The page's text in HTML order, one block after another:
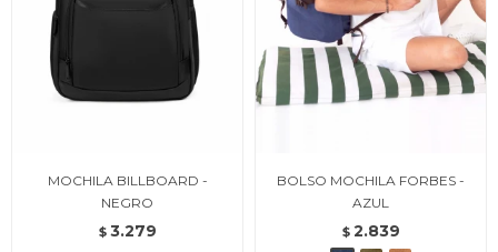
MOCHILA BILLBOARD -
NEGRO
$ 3.279
BOLSO MOCHILA FORBES -
AZUL
$ 2.839